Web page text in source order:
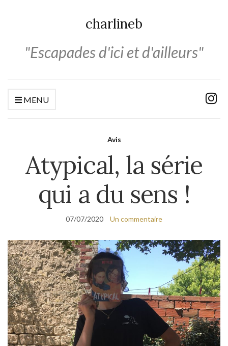
charlineb
"Escapades d'ici et d'ailleurs"
MENU
Avis
Atypical, la série
qui a du sens !
07/07/2020 Un commentaire